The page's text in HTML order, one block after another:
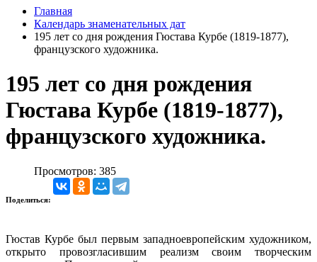
Главная
Календарь знаменательных дат
195 лет со дня рождения Гюстава Курбе (1819-1877),
французского художника.
195 лет со дня рождения
Гюстава Курбе (1819-1877),
французского художника.
Просмотров: 385
Поделиться:
Гюстав Курбе был первым западноевропейским художником,
открыто провозгласившим реализм своим творческим